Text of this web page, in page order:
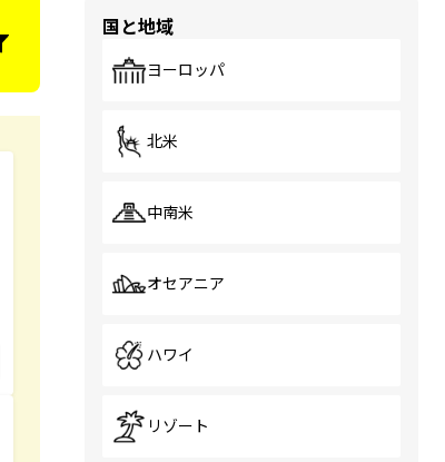
国と地域
ヨーロッパ
北米
中南米
オセアニア
ハワイ
リゾート